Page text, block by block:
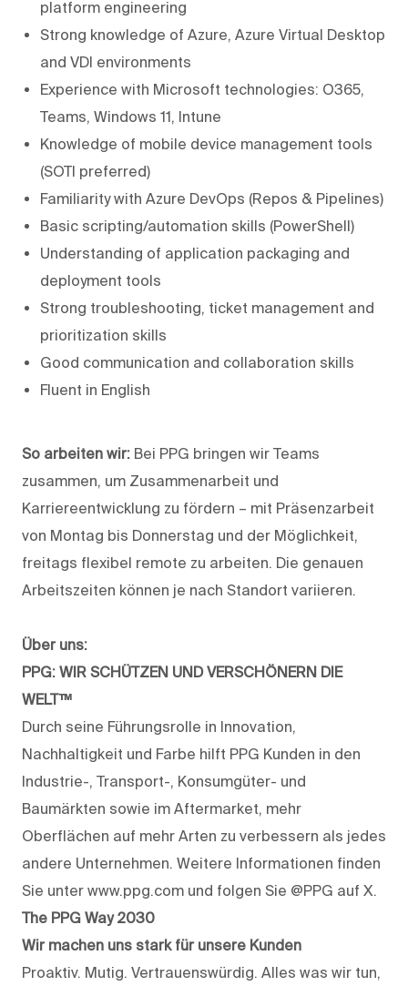
platform engineering
Strong knowledge of Azure, Azure Virtual Desktop
and VDI environments
Experience with Microsoft technologies: O365,
Teams, Windows 11, Intune
Knowledge of mobile device management tools
(SOTI preferred)
Familiarity with Azure DevOps (Repos & Pipelines)
Basic scripting/automation skills (PowerShell)
Understanding of application packaging and
deployment tools
Strong troubleshooting, ticket management and
prioritization skills
Good communication and collaboration skills
Fluent in English
So arbeiten wir: Bei PPG bringen wir Teams
zusammen, um Zusammenarbeit und
Karriereentwicklung zu fördern – mit Präsenzarbeit
von Montag bis Donnerstag und der Möglichkeit,
freitags flexibel remote zu arbeiten. Die genauen
Arbeitszeiten können je nach Standort variieren.
Über uns:
PPG: WIR SCHÜTZEN UND VERSCHÖNERN DIE
WELT™
Durch seine Führungsrolle in Innovation,
Nachhaltigkeit und Farbe hilft PPG Kunden in den
Industrie-, Transport-, Konsumgüter- und
Baumärkten sowie im Aftermarket, mehr
Oberflächen auf mehr Arten zu verbessern als jedes
andere Unternehmen. Weitere Informationen finden
Sie unter www.ppg.com und folgen Sie @PPG auf X.
The PPG Way 2030
Wir machen uns stark für unsere Kunden
Proaktiv. Mutig. Vertrauenswürdig. Alles was wir tun,